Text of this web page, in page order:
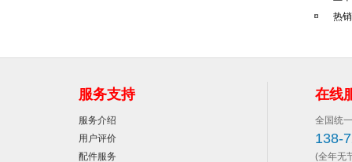
热
服务支持
服务介绍
用户评价
配件服务
在线
全国统
138-
(全年无